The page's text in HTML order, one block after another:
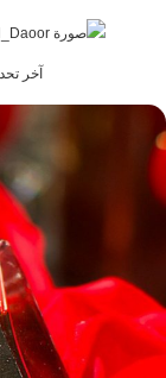
آخر تحديث: 26